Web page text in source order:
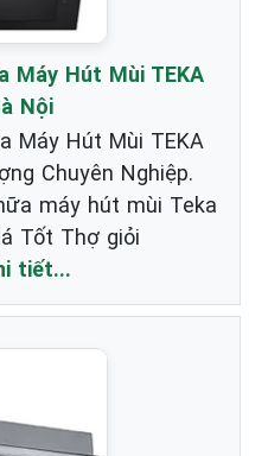
Máy Hút Mùi TEKA
Nội
Máy Hút Mùi TEKA
Chuyên Nghiệp.
máy hút mùi Teka
Tốt Thợ giỏi
tiết...